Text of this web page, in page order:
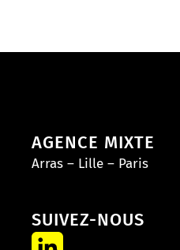
AGENCE MIXTE
Arras – Lille – Paris
SUIVEZ-NOUS